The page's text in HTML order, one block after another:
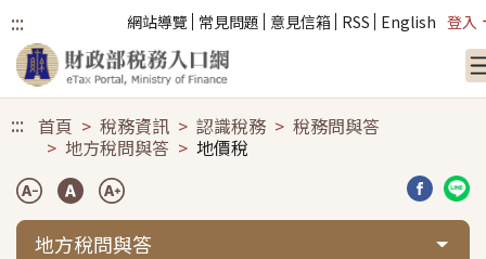
::: 網站導覽 常見問題 意見信箱 RSS English 登入
::: 首頁 稅務資訊 認識稅務
稅務問與答
地方稅問與答
地價稅
分享到
分
地方稅問與答